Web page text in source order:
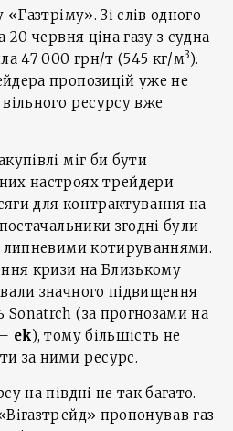
Зі слів одного
20 червня ціна газу з судна
47 000 грн/т (545 кг/м3).
пропозицій уже не
ресурсу вже
міг би бути
настроях трейдери
для контрактування на
згодні були
липневими котируваннями.
кризи на Близькому
значного підвищення
(за прогнозами на
ek), тому більшість не
за ними ресурс.
на півдні не так багато.
пропонував газ